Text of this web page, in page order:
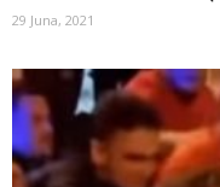
29 Juna, 2021